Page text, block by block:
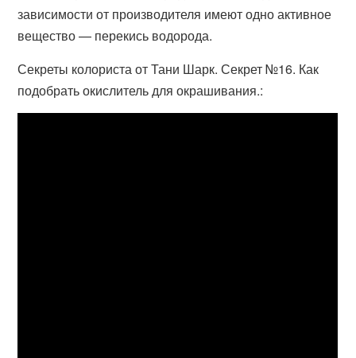
зависимости от производителя имеют одно активное
вещество — перекись водорода.
Секреты колориста от Тани Шарк. Секрет №16. Как
подобрать окислитель для окрашивания.: